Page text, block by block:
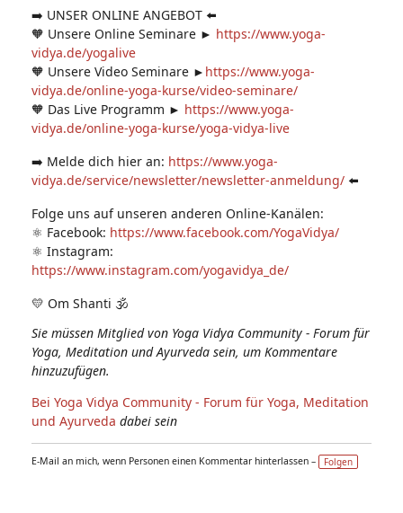
➡️ UNSER ONLINE ANGEBOT ⬅️
🧡 Unsere Online Seminare ► https://www.yoga-
vidya.de/yogalive
🧡 Unsere Video Seminare ► https://www.yoga-
vidya.de/online-yoga-kurse/video-seminare/
🧡 Das Live Programm ► https://www.yoga-
vidya.de/online-yoga-kurse/yoga-vidya-live
➡️ Melde dich hier an: https://www.yoga-
vidya.de/service/newsletter/newsletter-anmeldung/ ⬅️
Folge uns auf unseren anderen Online-Kanälen:
⚛️ Facebook: https://www.facebook.com/YogaVidya/
⚛️ Instagram:
https://www.instagram.com/yogavidya_de/
💛 Om Shanti 🕉
Sie müssen Mitglied von Yoga Vidya Community - Forum für
Yoga, Meditation und Ayurveda sein, um Kommentare
hinzuzufügen.
Bei Yoga Vidya Community - Forum für Yoga, Meditation
und Ayurveda dabei sein
E-Mail an mich, wenn Personen einen Kommentar hinterlassen – Folgen